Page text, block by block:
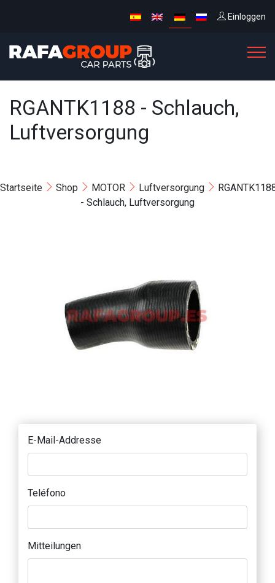
Einloggen
RGANTK1188 - Schlauch,
Luftversorgung
Startseite Shop MOTOR Luftversorgung
- Schlauch, Luftversorgung
E-Mail-Addresse
Teléfono
Mitteilungen